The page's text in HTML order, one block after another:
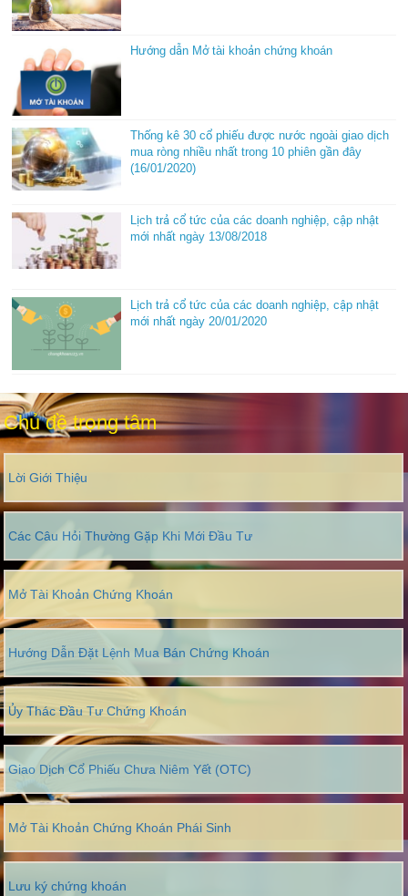
Hướng dẫn Mở tài khoản chứng khoán
Thống kê 30 cổ phiếu được nước ngoài giao dịch
mua ròng nhiều nhất trong 10 phiên gần đây
(16/01/2020)
Lịch trả cổ tức của các doanh nghiệp, cập nhật
mới nhất ngày 13/08/2018
Lịch trả cổ tức của các doanh nghiệp, cập nhật
mới nhất ngày 20/01/2020
Chủ đề trọng tâm
Lời Giới Thiệu
Các Câu Hỏi Thường Gặp Khi Mới Đầu Tư
Mở Tài Khoản Chứng Khoán
Hướng Dẫn Đặt Lệnh Mua Bán Chứng Khoán
Ủy Thác Đầu Tư Chứng Khoán
Giao Dịch Cổ Phiếu Chưa Niêm Yết (OTC)
Mở Tài Khoản Chứng Khoán Phái Sinh
Lưu ký chứng khoán